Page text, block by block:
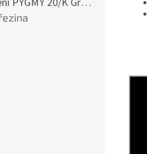
je 5 z 5 hvězdiček.